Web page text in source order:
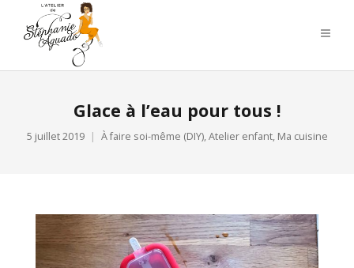
Glace à l’eau pour tous !
5 juillet 2019 À faire soi-même (DIY),Atelier enfant, Ma cuisine